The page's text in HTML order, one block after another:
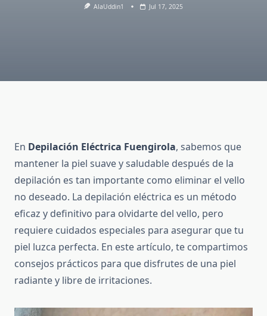
AlaUddin1 Jul 17, 2025
En Depilación Eléctrica Fuengirola, sabemos que
mantener la piel suave y saludable después de la
depilación es tan importante como eliminar el vello
no deseado. La depilación eléctrica es un método
eficaz y definitivo para olvidarte del vello, pero
requiere cuidados especiales para asegurar que tu
piel luzca perfecta. En este artículo, te compartimos
consejos prácticos para que disfrutes de una piel
radiante y libre de irritaciones.